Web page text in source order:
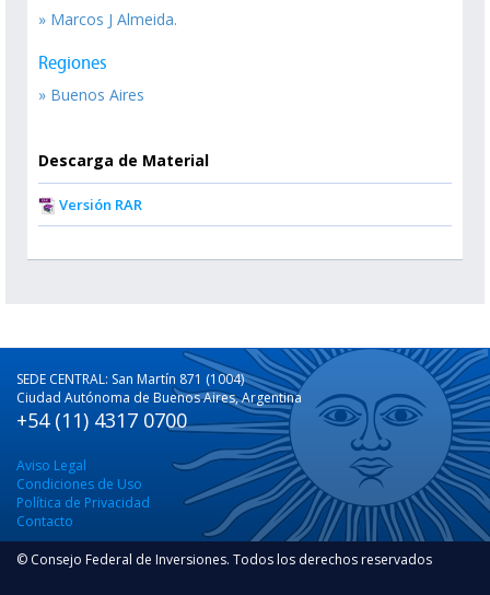
» Marcos J Almeida.
Regiones
» Buenos Aires
Descarga de Material
Versión RAR
SEDE CENTRAL: San Martín 871 (1004)
Ciudad Autónoma de Buenos Aires, Argentina
+54 (11) 4317 0700
Aviso Legal
Condiciones de Uso
Política de Privacidad
Contacto
© Consejo Federal de Inversiones. Todos los derechos reservados